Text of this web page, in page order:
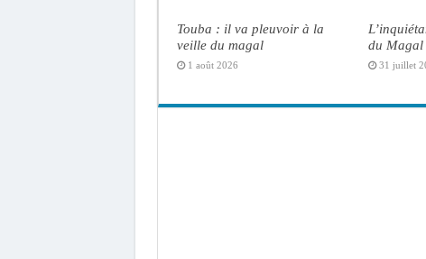
Touba : il va pleuvoir à la
veille du magal
1 août 2026
du Magal
31 juillet